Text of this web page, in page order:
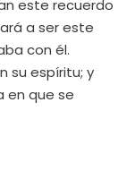
este recuerdo
a ser este
con él.
su espíritu; y
en que se